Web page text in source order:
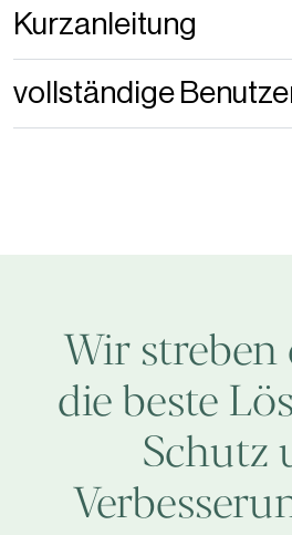
Kurzanleitung
vollständige
Wir streben
die beste
Schutz